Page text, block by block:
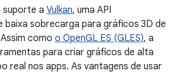
suporte a Vulkan, uma API
baixa sobrecarga para gráficos 3D de
como o OpenGL ES (GLES), a
para criar gráficos de alta
real nos apps. As vantagens de usar